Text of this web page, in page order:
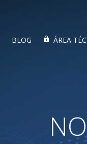
BLOG ÁREA